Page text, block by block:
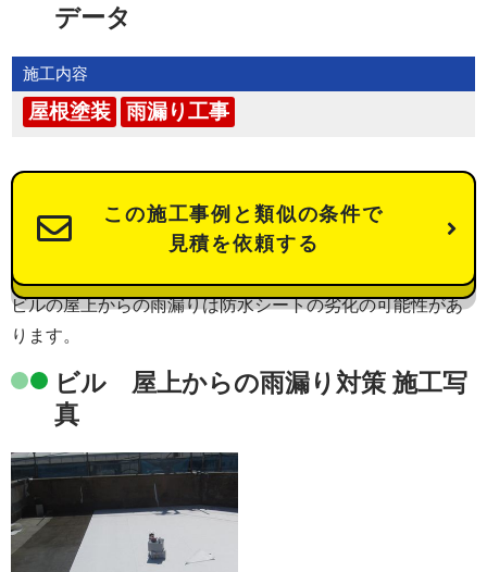
データ
施工内容
屋根塗装 雨漏り工事
この施工事例と類似の条件で
見積を依頼する
ビルの屋上からの雨漏りは防水シートの劣化の可能性があ
ります。
ビル 屋上からの雨漏り対策 施工写
真